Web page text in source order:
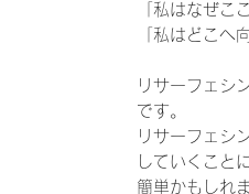
「私はなぜこ
「私はどこへ
リサーフェシ
です。
リサーフェシ
していくこと
簡単かもしれ